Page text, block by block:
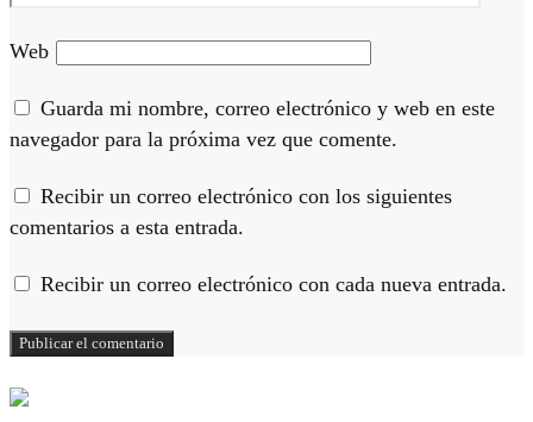
Web
Guarda mi nombre, correo electrónico y web en este
navegador para la próxima vez que comente.
Recibir un correo electrónico con los siguientes
comentarios a esta entrada.
Recibir un correo electrónico con cada nueva entrada.